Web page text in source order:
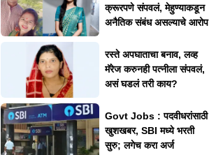
क्रूरपणे संपवलं, मेहुण्याकडून
अनैतिक संबंध असल्याचे आरोप
रस्ते अपघाताचा बनाव, लव्ह
मॅरेज करुनही पत्नीला संपवलं,
असं घडलं तरी काय?
Govt Jobs : पदवीधरांसाठी
खुशखबर, SBI मध्ये भरती
सुरु; लगेच करा अर्ज